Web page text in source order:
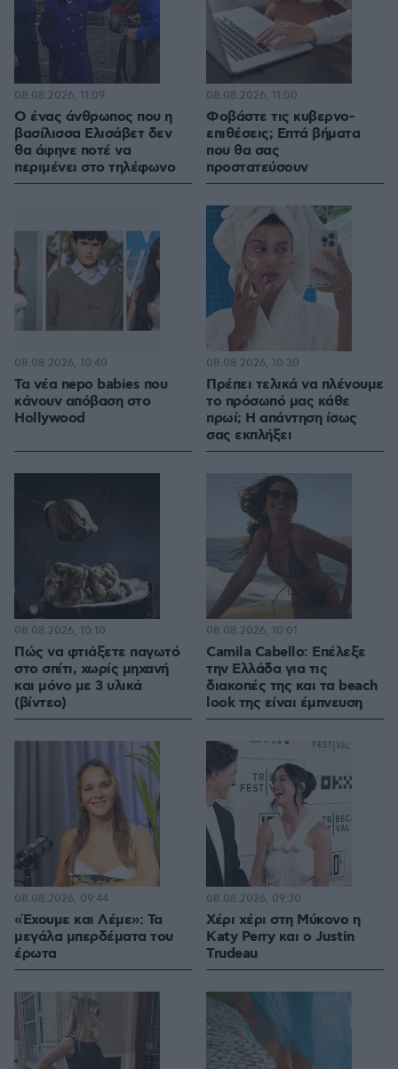
Ο ένας άνθρωπος που η
βασίλισσα Ελισάβετ δεν
θα άφηνε ποτέ να
περιμένει στο τηλέφωνο
08.08.2026, 11:09
Φοβάστε τις κυβερνο-
επιθέσεις; Επτά βήματα
που θα σας
προστατεύσουν
08.08.2026, 11:00
Τα νέα nepo babies που
κάνουν απόβαση στο
Hollywood
08.08.2026, 10:40
Πρέπει τελικά να πλένουμε
το πρόσωπό μας κάθε
πρωί; Η απάντηση ίσως
σας εκπλήξει
08.08.2026, 10:30
Πώς να φτιάξετε παγωτό
στο σπίτι, χωρίς μηχανή
και μόνο με 3 υλικά
(βίντεο)
08.08.2026, 10:10
Camila Cabello: Επέλεξε
την Ελλάδα για τις
διακοπές της και τα beach
look της είναι έμπνευση
08.08.2026, 10:01
«Έχουμε και Λέμε»: Τα
μεγάλα μπερδέματα του
έρωτα
08.08.2026, 09:44
Χέρι χέρι στη Μύκονο η
Katy Perry και ο Justin
Trudeau
08.08.2026, 09:30